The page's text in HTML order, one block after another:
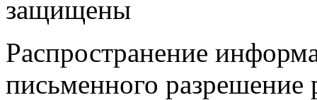
защищены
Распространение
письменного разрешение